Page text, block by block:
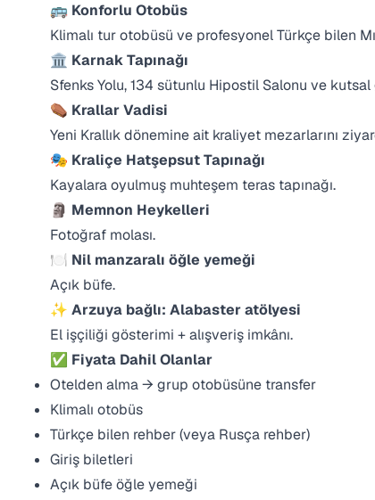
🚌 Konforlu Otobüs
Klimalı tur otobüsü ve profesyonel Türkçe bilen
🏛 Karnak Tapınağı
Sfenks Yolu, 134 sütunlu Hipostil Salonu ve
⚰️ Krallar Vadisi
Yeni Krallık dönemine ait kraliyet mezarlarını
🎭 Kraliçe Hatşepsut Tapınağı
Kayalara oyulmuş muhteşem teras tapınağı.
🗿 Memnon Heykelleri
Fotoğraf molası.
🍽 Nil manzaralı öğle yemeği
Açık büfe.
✨ Arzuya bağlı: Alabaster atölyesi
El işçiliği gösterimi + alışveriş imkânı.
✅ Fiyata Dahil Olanlar
Otelden alma → grup otobüsüne transfer
Klimalı otobüs
Türkçe bilen rehber (veya Rusça rehber)
Giriş biletleri
Açık büfe öğle yemeği